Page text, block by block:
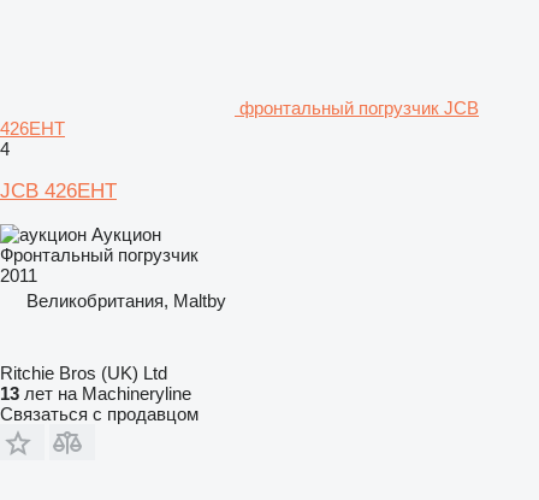
фронтальный погрузчик JCB
426EHT
4
JCB 426EHT
Аукцион
Фронтальный погрузчик
2011
Великобритания, Maltby
Ritchie Bros (UK) Ltd
13 лет на Machineryline
Связаться с продавцом